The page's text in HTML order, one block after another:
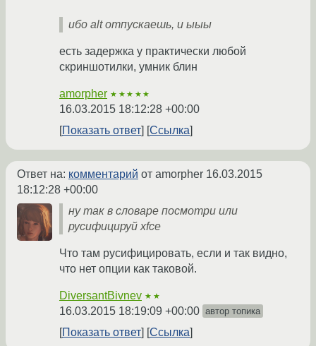
ибо alt отпускаешь, и ыыы
есть задержка у практически любой
скриншотилки, умник блин
amorpher ★★★★★
16.03.2015 18:12:28 +00:00
Показать ответ
Ссылка
Ответ на: комментарий от amorpher 16.03.2015
18:12:28 +00:00
ну так в словаре посмотри или
русифицируй xfce
Что там русифицировать, если и так видно,
что нет опции как таковой.
DiversantBivnev ★★
16.03.2015 18:19:09 +00:00 автор топика
Показать ответ Ссылка